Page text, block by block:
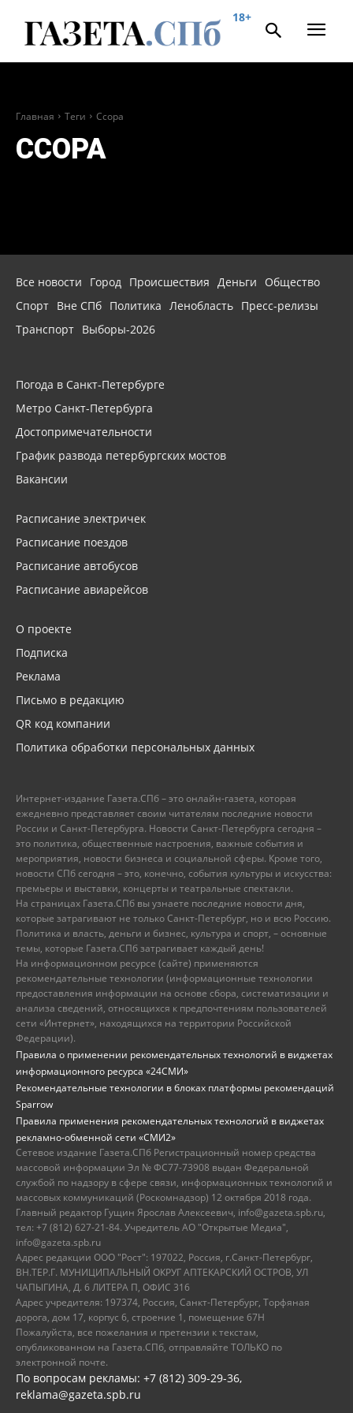
18+
Главная Теги Ссора
ССОРА
Все новости Город Происшествия Деньги
Общество
Спорт Вне СПб Политика Ленобласть Пресс-релизы
Транспорт Выборы-2026
Погода в Санкт-Петербурге
Метро Санкт-Петербурга
Достопримечательности
График развода петербургских мостов
Вакансии
Расписание электричек
Расписание поездов
Расписание автобусов
Расписание авиарейсов
О проекте
Подписка
Реклама
Письмо в редакцию
QR код компании
Политика обработки персональных данных
Интернет-издание Газета.СПб – это онлайн-газета, которая
ежедневно представляет своим читателям последние новости
России и Санкт-Петербурга. Новости Санкт-Петербурга сегодня –
это политика, общественные настроения, важные события и
мероприятия, новости бизнеса и социальной сферы. Кроме того,
новости СПб сегодня – это, конечно, события культуры и искусства:
премьеры и выставки, концерты и театральные спектакли.
На страницах Газета.СПб вы узнаете последние новости дня,
которые затрагивают не только Санкт-Петербург, но и всю Россию.
Политика и власть, деньги и бизнес, культура и спорт, – основные
темы, которые Газета.СПб затрагивает каждый день!
На информационном ресурсе (сайте) применяются
рекомендательные технологии (информационные технологии
предоставления информации на основе сбора, систематизации и
анализа сведений, относящихся к предпочтениям пользователей
сети «Интернет», находящихся на территории Российской
Федерации).
Правила о применении рекомендательных технологий в виджетах
информационного ресурса «24СМИ»
Рекомендательные технологии в блоках платформы рекомендаций
Sparrow
Правила применения рекомендательных технологий в виджетах
рекламно-обменной сети «СМИ2»
Сетевое издание Газета.СПб Регистрационный номер средства
массовой информации Эл № ФС77-73908 выдан Федеральной
службой по надзору в сфере связи, информационных технологий и
массовых коммуникаций (Роскомнадзор) 12 октября 2018 года.
Главный редактор Гущин Ярослав Алексеевич, info@gazeta.spb.ru,
тел: +7 (812) 627-21-84. Учредитель АО "Открытые Медиа",
info@gazeta.spb.ru
Адрес редакции ООО "Рост": 197022, Россия, г.Санкт-Петербург,
ВН.ТЕР.Г. МУНИЦИПАЛЬНЫЙ ОКРУГ АПТЕКАРСКИЙ ОСТРОВ, УЛ
ЧАПЫГИНА, Д. 6 ЛИТЕРА П, ОФИС 316
Адрес учредителя: 197374, Россия, Санкт-Петербург, Торфяная
дорога, дом 17, корпус 6, строение 1, помещение 67Н
Пожалуйста, все пожелания и претензии к текстам,
опубликованном на Газета.СПб, отправляйте ТОЛЬКО по
электронной почте.
По вопросам рекламы: +7 (812) 309-29-36,
reklama@gazeta.spb.ru